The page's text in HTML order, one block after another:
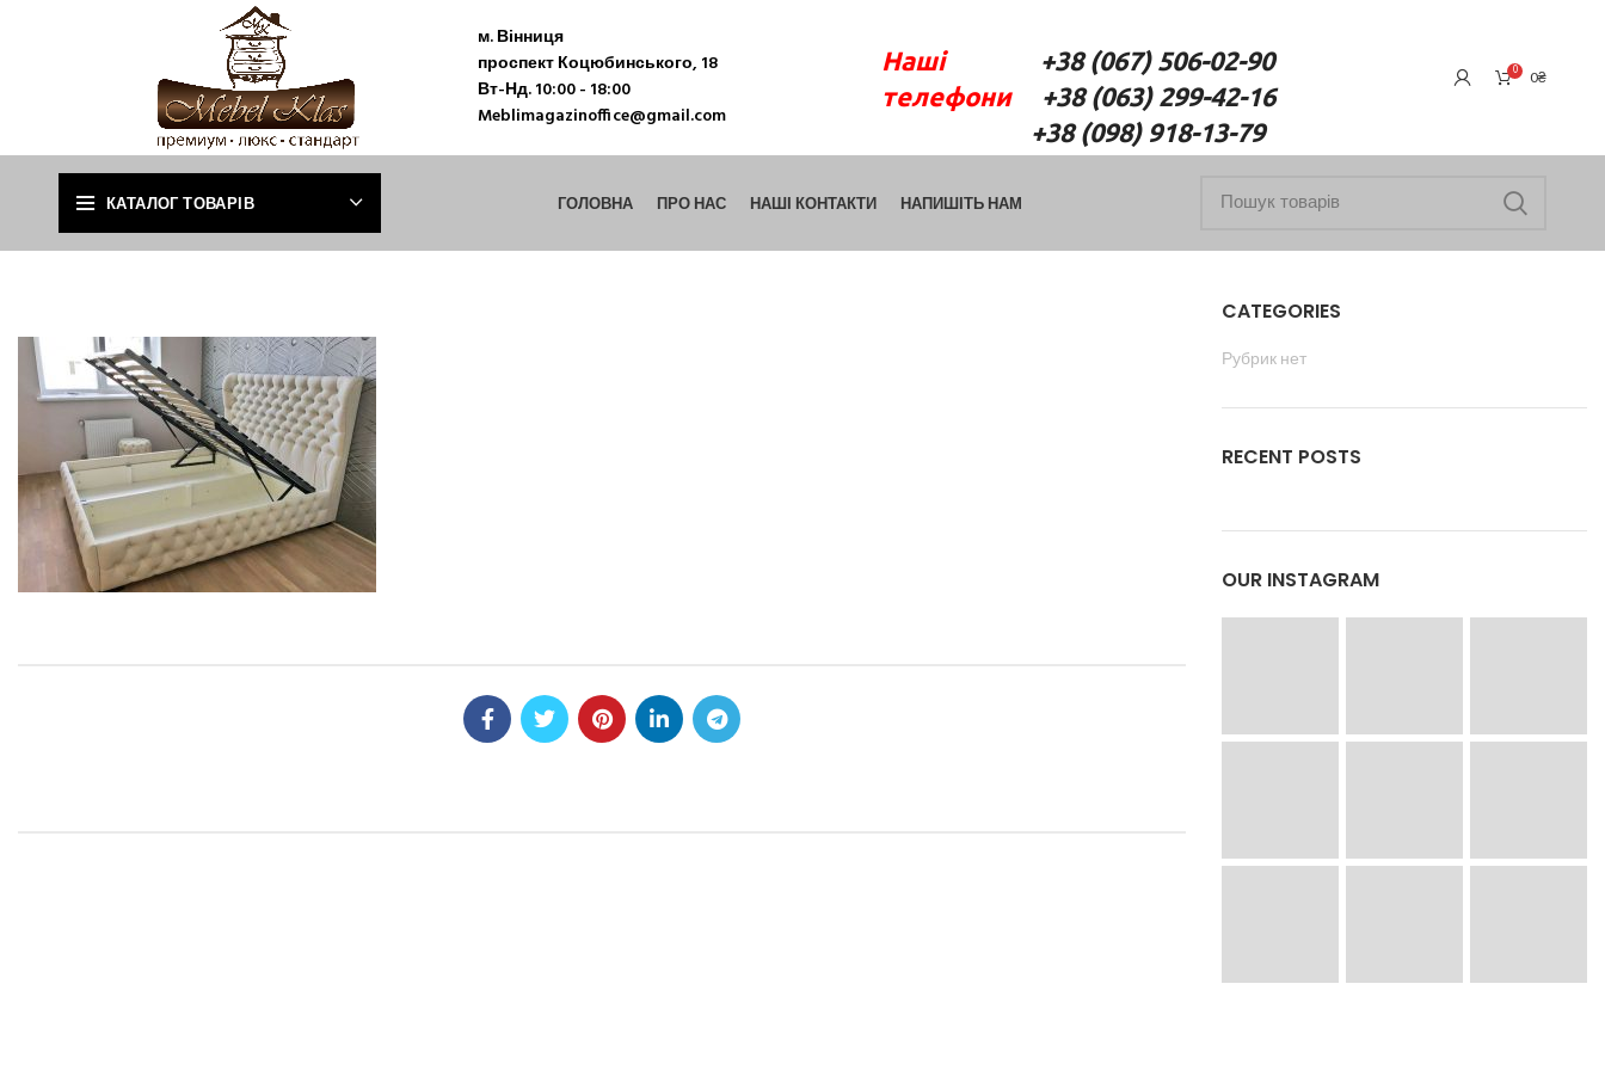
м. Вінниця
проспект Коцюбинського, 18
Вт-Нд. 10:00 - 18:00
Meblimagazinoffice@gmail.com
Наші+38 (067) 506-02-90
телефони+38 (063) 299-42-16
+38 (098) 918-13-79
0 0₴
КАТАЛОГ ТОВАРІВ ГОЛОВНА ПРО НАС НАШІ КОНТАКТИ НАПИШІТЬ НАМ
CATEGORIES
Рубрик нет
RECENT POSTS
OUR INSTAGRAM